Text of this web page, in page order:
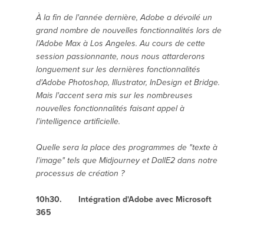
À la fin de l'année dernière, Adobe a dévoilé un
grand nombre de nouvelles fonctionnalités lors de
l'Adobe Max à Los Angeles. Au cours de cette
session passionnante, nous nous attarderons
longuement sur les dernières fonctionnalités
d'Adobe Photoshop, Illustrator, InDesign et Bridge.
Mais l'accent sera mis sur les nombreuses
nouvelles fonctionnalités faisant appel à
l'intelligence artificielle.
Quelle sera la place des programmes de "texte à
l'image" tels que Midjourney et DallE2 dans notre
processus de création ?
10h30. Intégration d'Adobe avec Microsoft
365